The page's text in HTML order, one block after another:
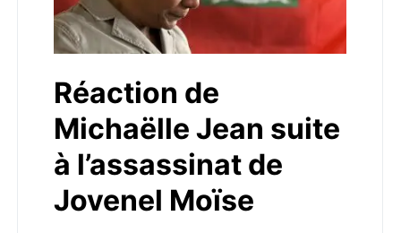
Réaction de
Michaëlle Jean suite
à l’assassinat de
Jovenel Moïse